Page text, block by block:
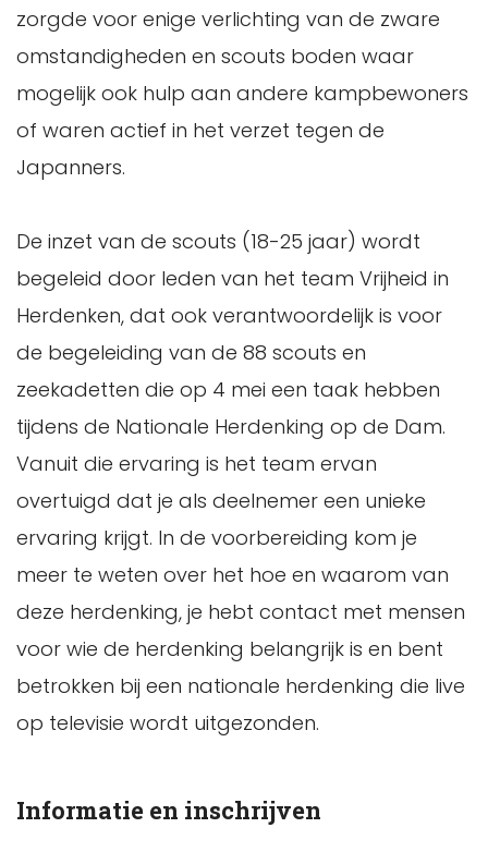
zorgde voor enige verlichting van de zware
omstandigheden en scouts boden waar
mogelijk ook hulp aan andere kampbewoners
of waren actief in het verzet tegen de
Japanners.
De inzet van de scouts (18-25 jaar) wordt
begeleid door leden van het team Vrijheid in
Herdenken, dat ook verantwoordelijk is voor
de begeleiding van de 88 scouts en
zeekadetten die op 4 mei een taak hebben
tijdens de Nationale Herdenking op de Dam.
Vanuit die ervaring is het team ervan
overtuigd dat je als deelnemer een unieke
ervaring krijgt. In de voorbereiding kom je
meer te weten over het hoe en waarom van
deze herdenking, je hebt contact met mensen
voor wie de herdenking belangrijk is en bent
betrokken bij een nationale herdenking die live
op televisie wordt uitgezonden.
Informatie en inschrijven